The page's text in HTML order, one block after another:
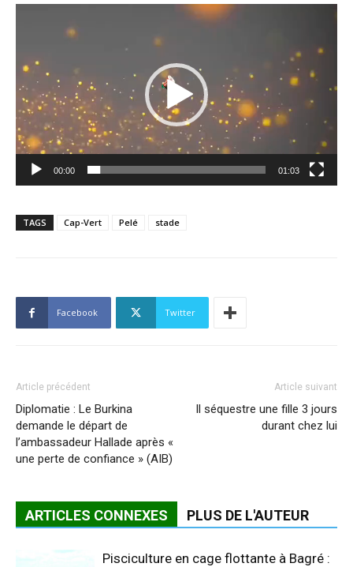
Lecteur
00:00 01:03
TAGS Cap-Vert Pelé stade
Facebook Twitter
Article précédent
Diplomatie : Le Burkina
demande le départ de
l’ambassadeur Hallade après «
une perte de confiance » (AIB)
Article suivant
Il séquestre une fille 3 jours
durant chez lui
ARTICLES CONNEXES PLUS DE L'AUTEUR
Pisciculture en cage flottante à Bagré :